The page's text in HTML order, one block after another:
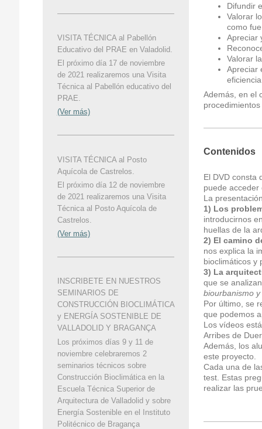
Difundir
Valorar
como
Apreciar
Valorar
Apreciar
Además, en el
Contenidos
El DVD consta
puede
La
1) Los
introducirnos
huellas de la
2) El camino
nos explica la
bioclimáticos y
3) La
que se
biourbanismo
Por último, se
que podemos
Los vídeos
Arribes de
Además, los
este proyecto.
Cada una de
test. Estas
realizar las
VISITA TÉCNICA al Pabellón
Educativo del PRAE en Valadolid.
El próximo día 17 de noviembre
de 2021 realizaremos una Visita
Técnica al Pabellón educativo del
PRAE.
(Ver más)
VISITA TÉCNICA al Posto
Aquícola de Castrelos.
El próximo día 12 de noviembre
de 2021 realizaremos una Visita
Técnica al Posto Aquícola de
Castrelos.
(Ver más)
INSCRIBETE EN NUESTROS
SEMINARIOS DE
CONSTRUCCIÓN BIOCLIMÁTICA
y ENERGÍA SOSTENIBLE DE
VALLADOLID Y BRAGANÇA
Los próximos días 9 y 11 de
noviembre celebraremos 2
seminarios técnicos sobre
Construcción Bioclimática en la
Escuela Técnica Superior de
Arquitectura de Valladolid y sobre
Energía Sostenible en el Instituto
Politécnico de Bragança